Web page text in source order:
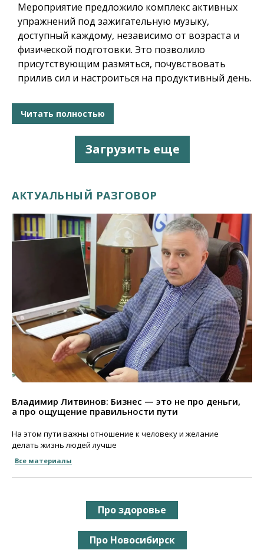
Мероприятие предложило комплекс активных
упражнений под зажигательную музыку,
доступный каждому, независимо от возраста и
физической подготовки. Это позволило
присутствующим размяться, почувствовать
прилив сил и настроиться на продуктивный день.
Читать полностью
Загрузить еще
АКТУАЛЬНЫЙ РАЗГОВОР
Владимир Литвинов: Бизнес — это не про деньги,
а про ощущение правильности пути
На этом пути важны отношение к человеку и желание
делать жизнь людей лучше
Все материалы
Про здоровье
Про Новосибирск